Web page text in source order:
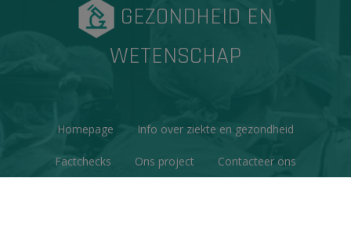
GEZONDHEID EN
WETENSCHAP
Homepage Info over ziekte en gezondheid
Factchecks Ons project Contacteer ons